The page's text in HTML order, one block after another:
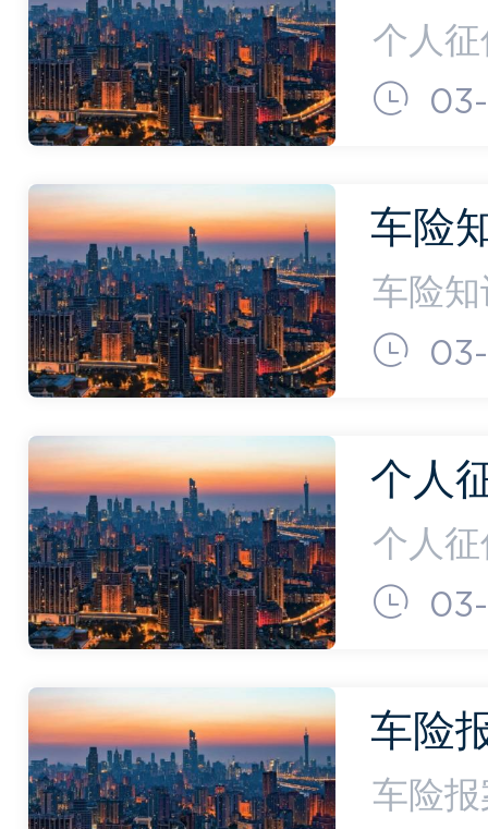
询个
个人
理条
止之
车险
(车险
车险
有哪
业险
个人
询)
个人
后，
人近2
车险
一次
车险